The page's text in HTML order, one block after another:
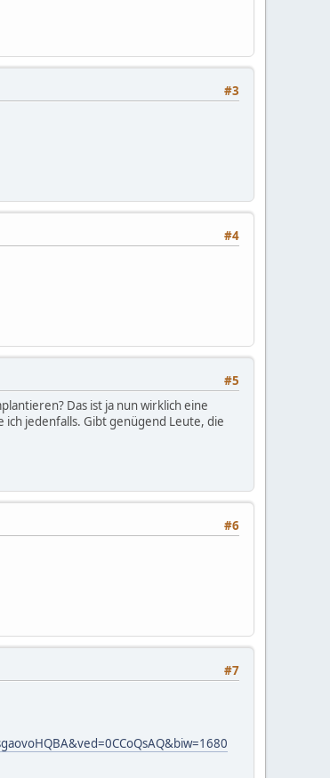
#3
#4
#5
Das ist ja nun wirklich eine
jedenfalls. Gibt genügend Leute, die
#6
#7